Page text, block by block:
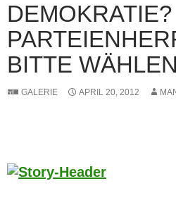
DEMOKRATIE?
BITTE
GALERIE APRIL 20, 2012